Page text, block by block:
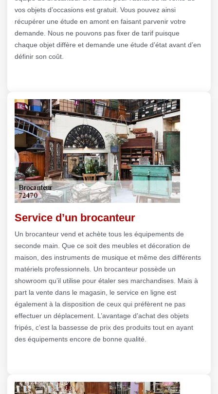
vos objets d’occasions est gratuit. Vous pouvez ainsi
récupérer une étude en amont en faisant parvenir votre
demande. Nous ne pouvons pas fixer de tarif puisque
chaque objet diffère et demande une étude d’état avant d’en
définir son coût.
Service d’un brocanteur
Un brocanteur vend et achète tous les équipements de
seconde main. Que ce soit des meubles et décoration de
maison, des instruments de musique et même des différents
matériels professionnels. Un brocanteur possède un
showroom qu’il utilise pour étaler ses marchandises. Mais à
part la vente dans le magasin, le service en ligne est
également à la disposition de ceux qui préfèrent ne pas
effectuer un déplacement. L’avantage d’achat des objets
fripés, c’est la bassesse de prix des produits tout en ayant
des équipements encore de bonne qualité.